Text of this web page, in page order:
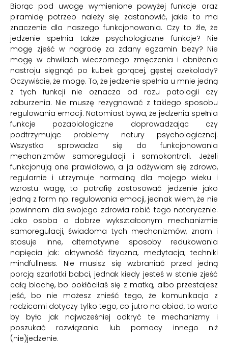
Biorąc pod uwagę wymienione powyżej funkcje oraz
piramidę potrzeb należy się zastanowić, jakie to ma
znaczenie dla naszego funkcjonowania. Czy to źle, że
jedzenie spełnia także psychologiczne funkcje? Nie
mogę zjeść w nagrodę za zdany egzamin bezy? Nie
mogę w chwilach wieczornego zmęczenia i obniżenia
nastroju sięgnąć po kubek gorącej, gęstej czekolady?
Oczywiście, że mogę. To, że jedzenie spełnia u mnie jedną
z tych funkcji nie oznacza od razu patologii czy
zaburzenia. Nie muszę rezygnować z takiego sposobu
regulowania emocji. Natomiast bywa, że jedzenia spełnia
funkcje pozabiologiczne doprowadzając czy
podtrzymując problemy natury psychologicznej.
Wszystko sprowadza się do funkcjonowania
mechanizmów samoregulacji i samokontroli. Jeżeli
funkcjonują one prawidłowo, a ja odżywiam się zdrowo,
regularnie i utrzymuje normalną dla mojego wieku i
wzrostu wagę, to potrafię zastosować jedzenie jako
jedną z form np. regulowania emocji, jednak wiem, że nie
powinnam dla swojego zdrowia robić tego notorycznie.
Jako osoba o dobrze wykształconym mechanizmie
samoregulacji, świadoma tych mechanizmów, znam i
stosuje inne, alternatywne sposoby redukowania
napięcia jak: aktywność fizyczna, medytacja, techniki
mindfullness. Nie musisz się wzbraniać przed jedną
porcją szarlotki babci, jednak kiedy jesteś w stanie zjeść
całą blachę, bo pokłóciłaś się z matką, albo przestajesz
jeść, bo nie możesz znieść tego, że komunikacja z
rodzicami dotyczy tylko tego, co jutro na obiad, to warto
by było jak najwcześniej odkryć te mechanizmy i
poszukać rozwiązania lub pomocy innego niż
(nie)jedzenie.